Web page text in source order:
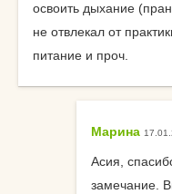
освоить дыхание
не отвлекал от
питание и проч.
Марина
Асия,
замечание.